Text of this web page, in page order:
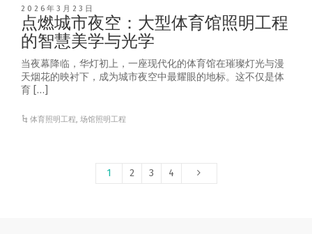
2026年3月23日
点燃城市夜空：大型体育馆照明工程
的智慧美学与光学
当夜幕降临，华灯初上，一座现代化的体育馆在璀璨灯光与漫
天烟花的映衬下，成为城市夜空中最耀眼的地标。这不仅是体
育 […]
体育照明工程,场馆照明工程
1 2 3 4